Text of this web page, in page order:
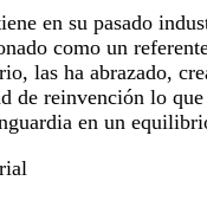
en su pasado
como un
las ha abrazado,
de reinvención lo
en un